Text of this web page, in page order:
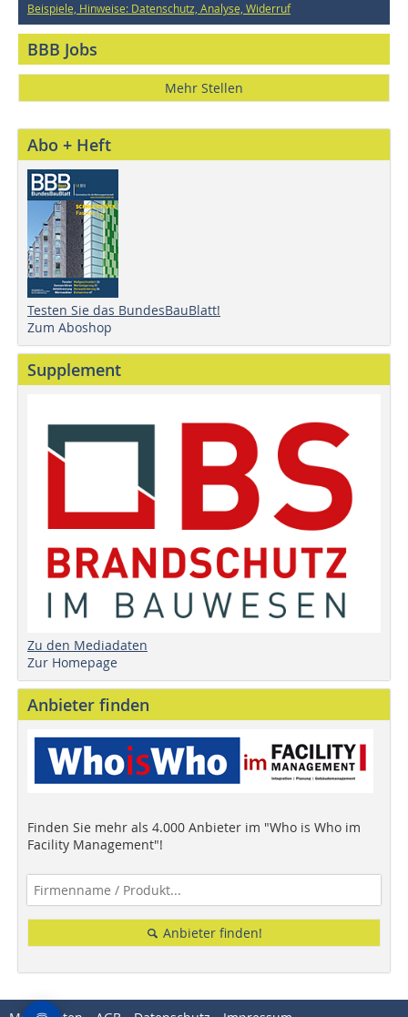
Beispiele, Hinweise: Datenschutz, Analyse, Widerruf
BBB Jobs
Mehr Stellen
Abo + Heft
Testen Sie das BundesBauBlatt!
Zum Aboshop
Supplement
Zu den Mediadaten
Zur Homepage
Anbieter finden
Finden Sie mehr als 4.000 Anbieter im "Who is Who im
Facility Management"!
Anbieter finden!